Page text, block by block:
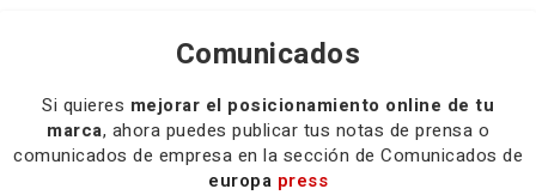
Comunicados
Si quieres mejorar el posicionamiento online de tu
marca, ahora puedes publicar tus notas de prensa o
comunicados de empresa en la sección de Comunicados de
europa press